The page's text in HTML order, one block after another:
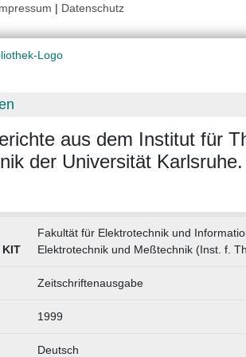
| Datenschutz
aus dem Institut für
der Universität
Fakultät für Elektrotechnik und
Elektrotechnik und Meßtechnik (Inst. f.
Zeitschriftenausgabe
1999
Deutsch